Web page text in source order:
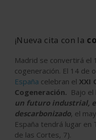
¡Nueva cita con la
Madrid se convertirá el
cogeneración. El 14 de
España celebran el XXI
Cogeneración. Bajo el
un futuro industrial,
descarbonizado, el
España tendrá lugar en
de las Cortes, 7).